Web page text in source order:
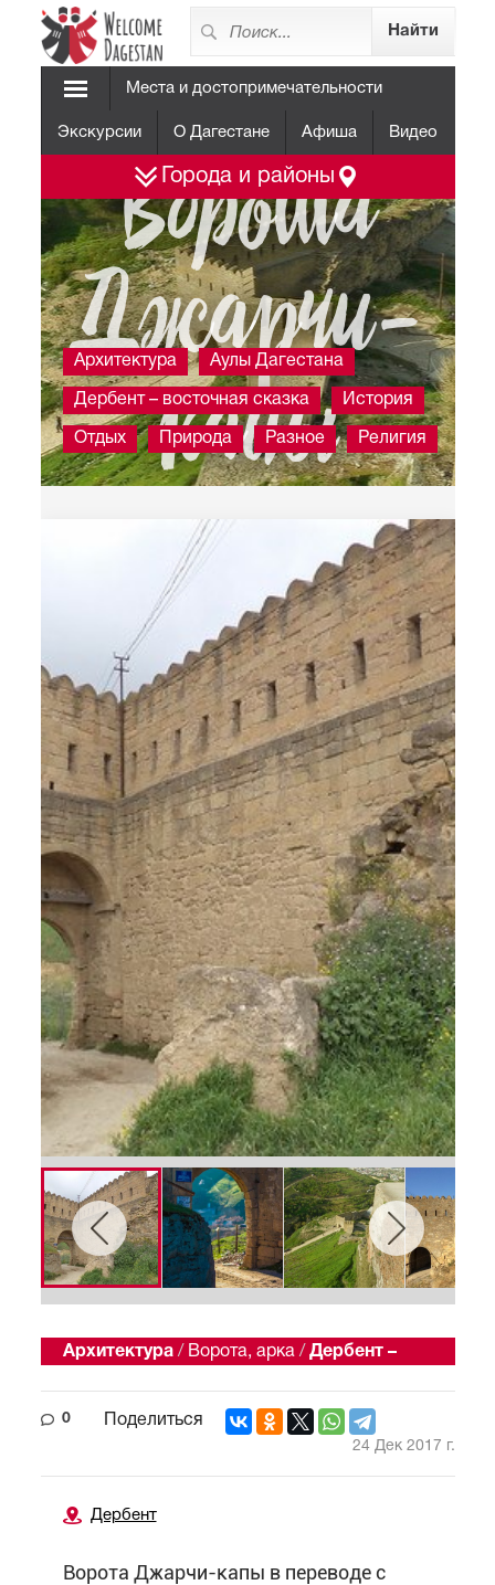
Места и достопримечательности
Экскурсии О Дагестане Афиша Видео
Города и районы
Ворота
Джарчи-
капы
Архитектура Аулы Дагестана
Дербент – восточная сказка История
Отдых Природа Разное Религия
Архитектура / Ворота, арка / Дербент –
0 Поделиться
24 Дек 2017 г.
Дербент
Ворота Джарчи-капы в переводе с